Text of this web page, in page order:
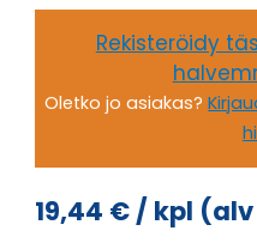
Rekisteröidy
Oletko jo asiakas?
19,44 €/ kpl